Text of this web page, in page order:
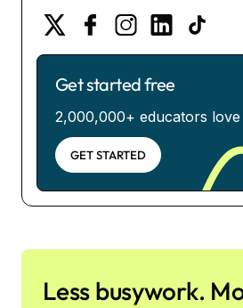
Get started free
2,000,000+ educators love
GET STARTED
Less busywork.